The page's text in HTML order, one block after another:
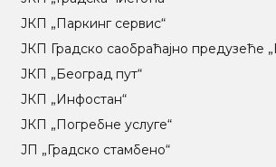
ЈКП „Паркинг сервис“
ЈКП Градско саобраћајно предузеће
ЈКП „Београд пут“
ЈКП „Инфостан“
ЈКП „Погребне услуге“
ЈП „Градско стамбено“